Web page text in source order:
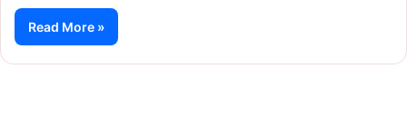
Read More »